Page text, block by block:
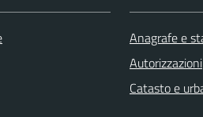
Anagrafe e
Autorizzazioni
Catasto e